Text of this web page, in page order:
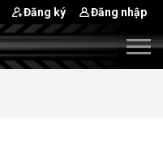
Đăng ký Đăng nhập